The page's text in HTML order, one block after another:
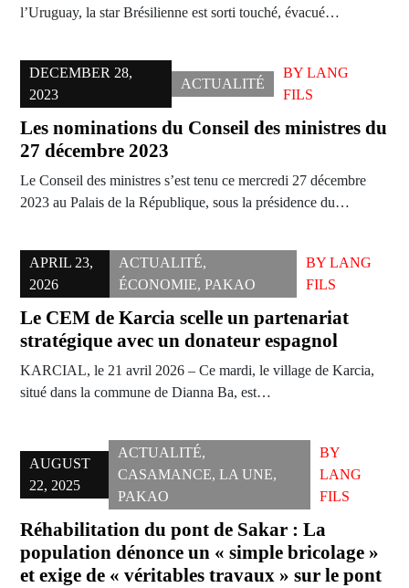
l’Uruguay, la star Brésilienne est sorti touché, évacué…
DECEMBER 28,
2023
ACTUALITÉ
BY LANG
FILS
Les nominations du Conseil des ministres du
27 décembre 2023
Le Conseil des ministres s’est tenu ce mercredi 27 décembre
2023 au Palais de la République, sous la présidence du…
APRIL 23,
2026
ACTUALITÉ,
ÉCONOMIE,PAKAO
BYLANG
FILS
Le CEM de Karcia scelle un partenariat
stratégique avec un donateur espagnol
KARCIAL, le 21 avril 2026 – Ce mardi, le village de Karcia,
situé dans la commune de Dianna Ba, est…
AUGUST
22, 2025
ACTUALITÉ,
CASAMANCE, LA UNE,
PAKAO
BY
LANG
FILS
Réhabilitation du pont de Sakar : La
population dénonce un « simple bricolage »
et exige de « véritables travaux » sur le pont